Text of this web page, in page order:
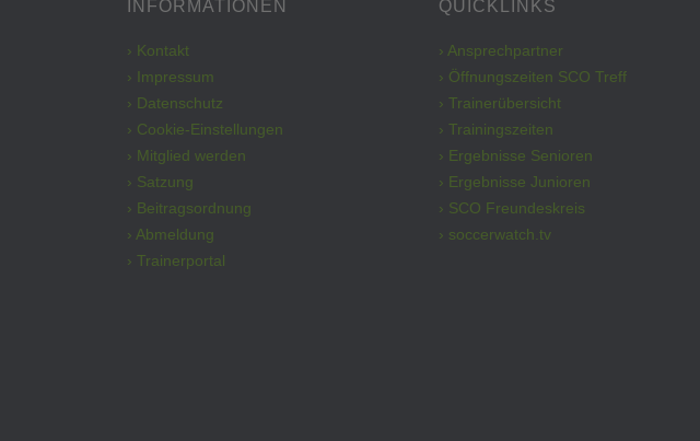
INFORMATIONEN
› Kontakt
› Impressum
› Datenschutz
› Cookie-Einstellungen
› Mitglied werden
› Satzung
› Beitragsordnung
› Abmeldung
› Trainerportal
QUICKLINKS
› Ansprechpartner
› Öffnungszeiten SCO Treff
› Trainerübersicht
› Trainingszeiten
› Ergebnisse Senioren
› Ergebnisse Junioren
› SCO Freundeskreis
› soccerwatch.tv